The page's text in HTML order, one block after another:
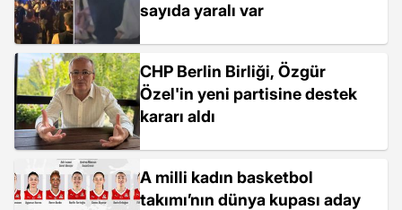
sayıda yaralı var
CHP Berlin Birliği, Özgür
Özel'in yeni partisine destek
kararı aldı
A milli kadın basketbol
takımı’nın dünya kupası aday